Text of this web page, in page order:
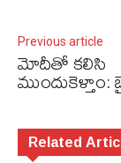
Previous article
మోదీతో కలిసి
Related